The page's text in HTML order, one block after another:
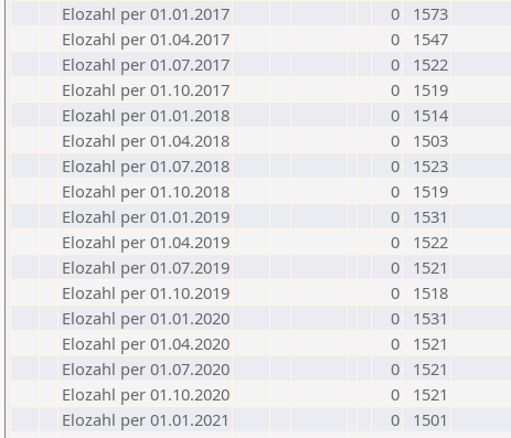
Elozahl per 01.01.2017
0
1573
Elozahl per 01.04.2017
0
1547
Elozahl per 01.07.2017
0
1522
Elozahl per 01.10.2017
0
1519
Elozahl per 01.01.2018
0
1514
Elozahl per 01.04.2018
0
1503
Elozahl per 01.07.2018
0
1523
Elozahl per 01.10.2018
0
1519
Elozahl per 01.01.2019
0
1531
Elozahl per 01.04.2019
0
1522
Elozahl per 01.07.2019
0
1521
Elozahl per 01.10.2019
0
1518
Elozahl per 01.01.2020
0
1531
Elozahl per 01.04.2020
0
1521
Elozahl per 01.07.2020
0
1521
Elozahl per 01.10.2020
0
1521
Elozahl per 01.01.2021
0
1501